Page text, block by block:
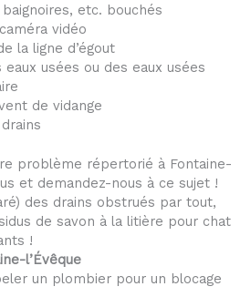
etc. bouchés
vidéo
la ligne d’égout
eaux usées ou des eaux usées
de vidange
problème répertorié à Fontaine-
et demandez-nous à ce sujet !
des drains obstrués par tout,
de savon à la litière pour chat
!
l’Évêque
un plombier pour un blocage